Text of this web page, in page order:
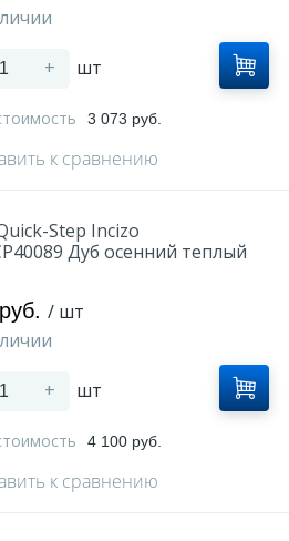
+ шт
3 073 руб.
к сравнению
Step Incizo
Дуб осенний теплый
/ шт
+ шт
4 100 руб.
к сравнению